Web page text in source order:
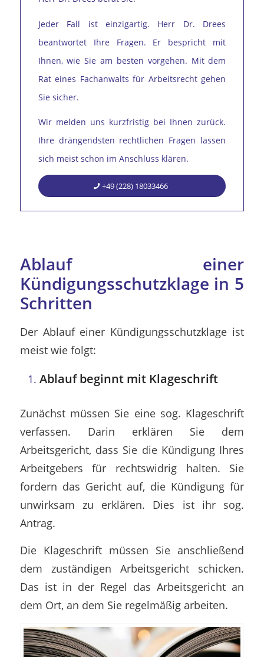
Jeder Fall ist einzigartig. Herr Dr. Drees
beantwortet Ihre Fragen. Er bespricht mit
Ihnen, wie Sie am besten vorgehen. Mit dem
Rat eines Fachanwalts für Arbeitsrecht gehen
Sie sicher.
Wir melden uns kurzfristig bei Ihnen zurück.
Ihre drängendsten rechtlichen Fragen lassen
sich meist schon im Anschluss klären.
+49 (228) 18033466
Ablauf einer
Kündigungsschutzklage in 5
Schritten
Der Ablauf einer Kündigungsschutzklage ist
meist wie folgt:
Ablauf beginnt mit Klageschrift
Zunächst müssen Sie eine sog. Klageschrift
verfassen. Darin erklären Sie dem
Arbeitsgericht, dass Sie die Kündigung Ihres
Arbeitgebers für rechtswidrig halten. Sie
fordern das Gericht auf, die Kündigung für
unwirksam zu erklären. Dies ist ihr sog.
Antrag.
Die Klageschrift müssen Sie anschließend
dem zuständigen Arbeitsgericht schicken.
Das ist in der Regel das Arbeitsgericht an
dem Ort, an dem Sie regelmäßig arbeiten.